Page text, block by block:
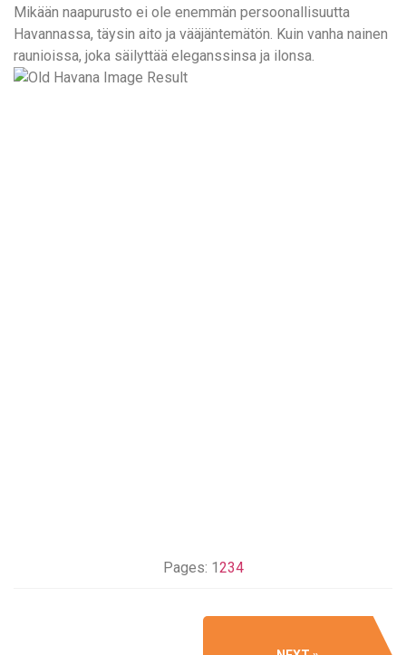
Mikään naapurusto ei ole enemmän persoonallisuutta
Havannassa, täysin aito ja vääjäntemätön. Kuin vanha nainen
raunioissa, joka säilyttää eleganssinsa ja ilonsa.
Pages: 1234